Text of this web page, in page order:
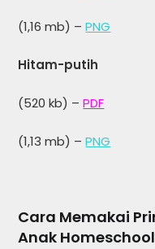
(1,16 mb) –PNG
Hitam-putih
(520 kb) –PDF
(1,13 mb) – PNG
Cara Memakai
Anak